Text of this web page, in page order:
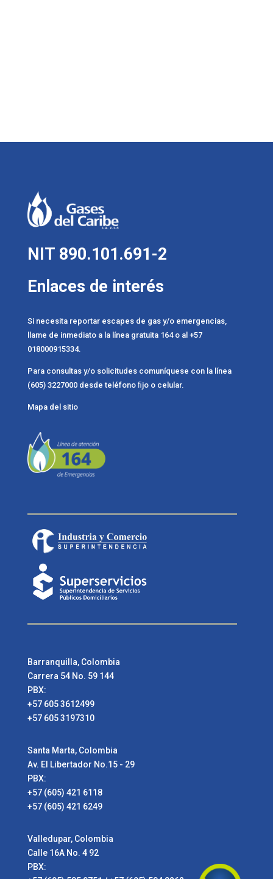
NIT 890.101.691-2
Enlaces de interés
Si necesita reportar escapes de gas y/o emergencias,
llame de inmediato a la línea gratuita 164 o al +57
018000915334.
Para consultas y/o solicitudes comuníquese con la línea
(605) 3227000 desde teléfono ﬁjo o celular.
Mapa del sitio
Barranquilla, Colombia
Carrera 54 No. 59 144
PBX:
+57 605 3612499
+57 605 3197310
Santa Marta, Colombia
Av. El Libertador No.15 - 29
PBX:
+57 (605) 421 6118
+57 (605) 421 6249
Valledupar, Colombia
Calle 16A No. 4 92
PBX: